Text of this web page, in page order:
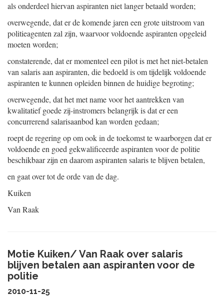
als onderdeel hiervan aspiranten niet langer betaald worden;
overwegende, dat er de komende jaren een grote uitstroom van
politieagenten zal zijn, waarvoor voldoende aspiranten opgeleid
moeten worden;
constaterende, dat er momenteel een pilot is met het niet-betalen
van salaris aan aspiranten, die bedoeld is om tijdelijk voldoende
aspiranten te kunnen opleiden binnen de huidige begroting;
overwegende, dat het met name voor het aantrekken van
kwalitatief goede zij-instromers belangrijk is dat er een
concurrerend salarisaanbod kan worden gedaan;
roept de regering op om ook in de toekomst te waarborgen dat er
voldoende en goed gekwalificeerde aspiranten voor de politie
beschikbaar zijn en daarom aspiranten salaris te blijven betalen,
en gaat over tot de orde van de dag.
Kuiken
Van Raak
Motie Kuiken/ Van Raak over salaris
blijven betalen aan aspiranten voor de
politie
2010-11-25